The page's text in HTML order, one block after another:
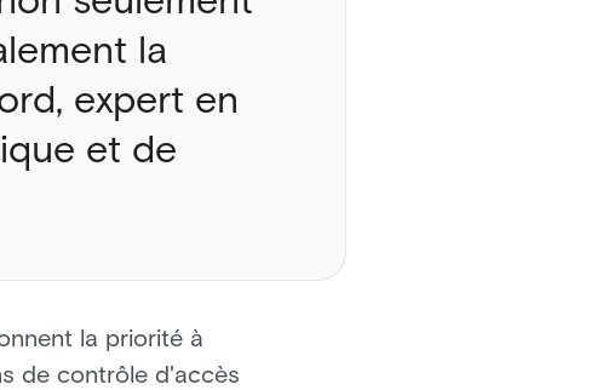
la
expert en
et de
la priorité à
de contrôle d'accès